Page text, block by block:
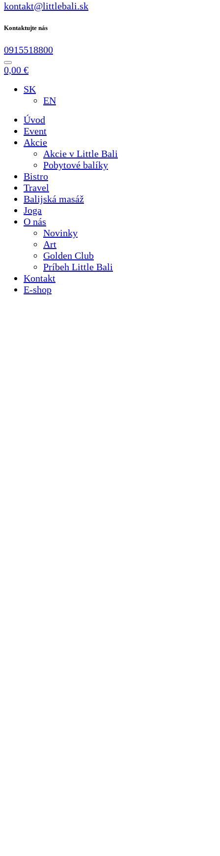
kontakt@littlebali.sk
Kontaktujte nás
0915518800
0,00 €
SK
EN
Úvod
Event
Akcie
Akcie v Little Bali
Pobytové balíky
Bistro
Travel
Balijská masáž
Joga
O nás
Novinky
Art
Golden Club
Príbeh Little Bali
Kontakt
E-shop